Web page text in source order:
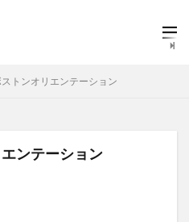
ストンオリエンテーション
ンテーション